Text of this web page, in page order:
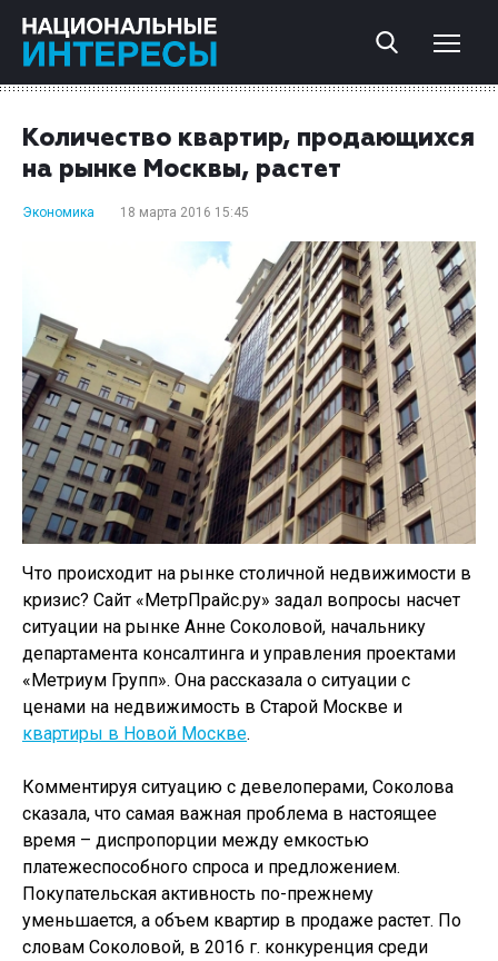
Количество квартир, продающихся
на рынке Москвы, растет
Экономика 18 марта 2016 15:45
Что происходит на рынке столичной недвижимости в
кризис? Сайт «МетрПрайс.ру» задал вопросы насчет
ситуации на рынке Анне Соколовой, начальнику
департамента консалтинга и управления проектами
«Метриум Групп». Она рассказала о ситуации с
ценами на недвижимость в Старой Москве и
квартиры в Новой Москве.
Комментируя ситуацию с девелоперами, Соколова
сказала, что самая важная проблема в настоящее
время – диспропорции между емкостью
платежеспособного спроса и предложением.
Покупательская активность по-прежнему
уменьшается, а объем квартир в продаже растет. По
словам Соколовой, в 2016 г. конкуренция среди